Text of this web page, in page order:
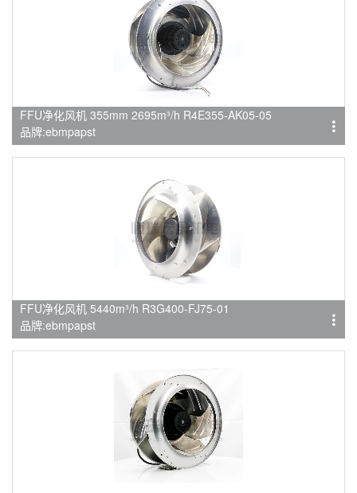
FFU净化风机 355mm 2695m³/h R4E355-AK05-05
品牌:ebmpapst
FFU净化风机 5440m³/h R3G400-FJ75-01
品牌:ebmpapst